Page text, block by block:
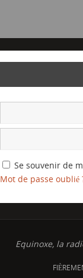
Se souvenir de
Mot de passe oublié
Equinoxe, la